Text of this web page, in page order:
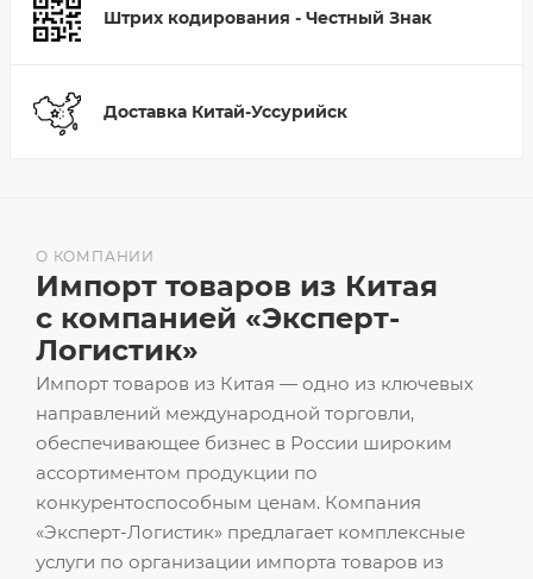
Штрих кодирования - Честный Знак
Доставка Китай-Уссурийск
Импорт товаров из Китая — одно из ключевых
направлений международной торговли,
обеспечивающее бизнес в России широким
ассортиментом продукции по
конкурентоспособным ценам. Компания
«Эксперт-Логистик» предлагает комплексные
услуги по организации импорта товаров из
О КОМПАНИИ
Импорт товаров из Китая
с компанией «Эксперт-
Логистик»